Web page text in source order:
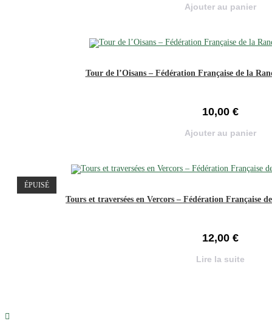
Ajouter au panier
Tour de l’Oisans – Fédération Française de la
10,00 €
Ajouter au panier
ÉPUISÉ
Tours et traversées en Vercors – Fédération Française
12,00 €
Lire la suite